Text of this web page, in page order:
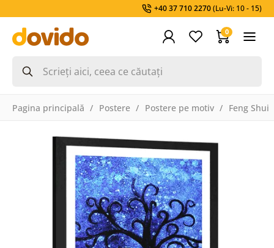
+40 37 710 2270(Lu-Vi: 10 - 15)
0
Pagina principală Postere Postere pe motiv Feng Shui